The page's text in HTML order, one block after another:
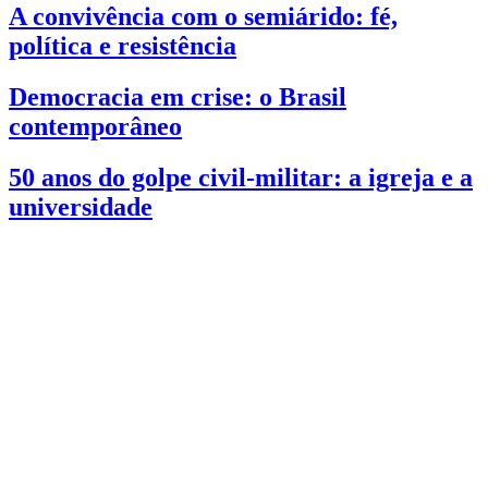
A convivência com o semiárido: fé,
política e resistência
Democracia em crise: o Brasil
contemporâneo
50 anos do golpe civil-militar: a igreja e a
universidade